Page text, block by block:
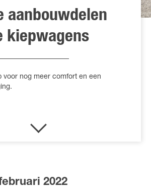
aanbouwdelen
kiepwagens
voor nog meer comfort en een
2022